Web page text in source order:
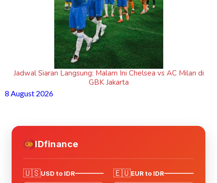
Jadwal Siaran Langsung: Malam Ini Chelsea vs AC Milan di
GBK Jakarta
8 August 2026
IDfinance
🇺🇸USD to IDR 🇪🇺EUR to IDR